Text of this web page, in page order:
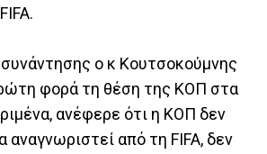
ο κ Κουτσοκούμνης
φορά τη θέση της ΚΟΠ στα
ανέφερε ότι η ΚΟΠ δεν
αναγνωριστεί από τη FIFA, δεν